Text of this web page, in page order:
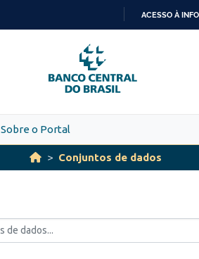
PARA
O
CONTEÚDO
ACESSO À
Sobre o Portal
Conjuntos de dados